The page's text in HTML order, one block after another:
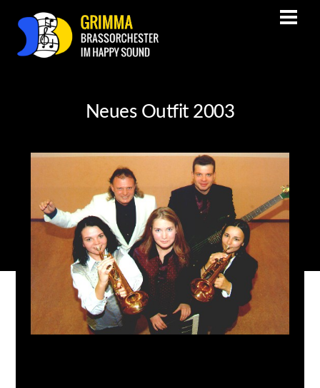
Neues Outfit 2003